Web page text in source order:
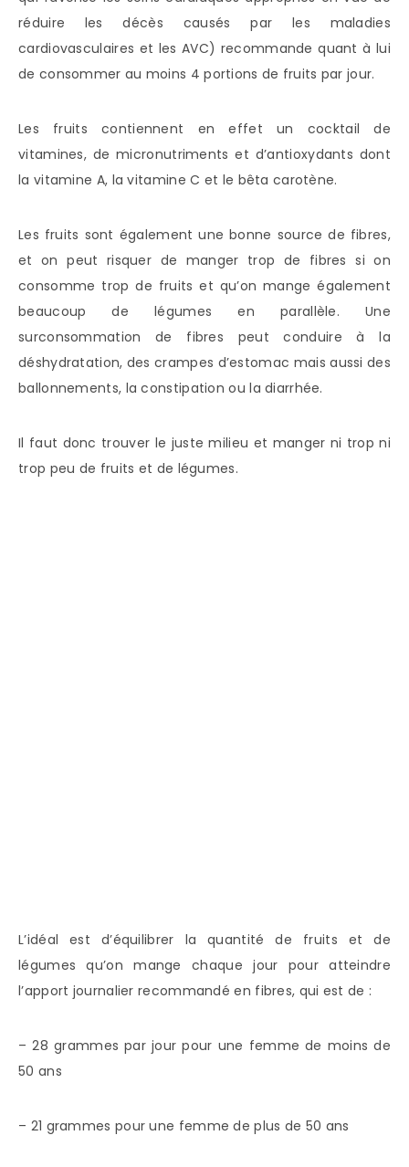
réduire les décès causés par les maladies
cardiovasculaires et les AVC) recommande quant à lui
de consommer au moins 4 portions de fruits par jour.
Les fruits contiennent en effet un cocktail de
vitamines, de micronutriments et d’antioxydants dont
la vitamine A, la vitamine C et le bêta carotène.
Les fruits sont également une bonne source de fibres,
et on peut risquer de manger trop de fibres si on
consomme trop de fruits et qu’on mange également
beaucoup de légumes en parallèle. Une
surconsommation de fibres peut conduire à la
déshydratation, des crampes d’estomac mais aussi des
ballonnements, la constipation ou la diarrhée.
Il faut donc trouver le juste milieu et manger ni trop ni
trop peu de fruits et de légumes.
L’idéal est d’équilibrer la quantité de fruits et de
légumes qu’on mange chaque jour pour atteindre
l’apport journalier recommandé en fibres, qui est de :
– 28 grammes par jour pour une femme de moins de
50 ans
– 21 grammes pour une femme de plus de 50 ans